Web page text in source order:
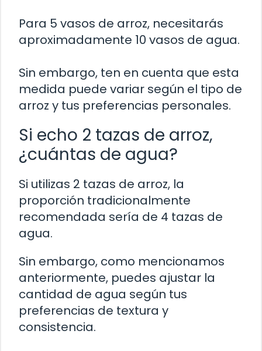
Para 5 vasos de arroz, necesitarás
aproximadamente 10 vasos de agua.
Sin embargo, ten en cuenta que esta
medida puede variar según el tipo de
arroz y tus preferencias personales.
Si echo 2 tazas de arroz,
¿cuántas de agua?
Si utilizas 2 tazas de arroz, la
proporción tradicionalmente
recomendada sería de 4 tazas de
agua.
Sin embargo, como mencionamos
anteriormente, puedes ajustar la
cantidad de agua según tus
preferencias de textura y
consistencia.